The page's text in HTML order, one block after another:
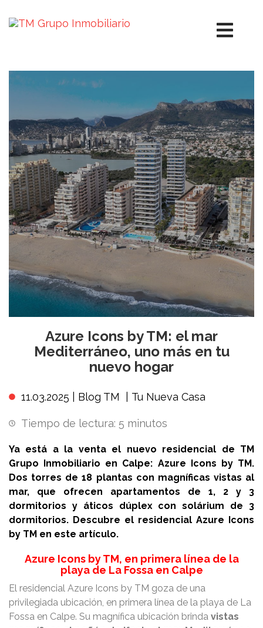
Azure Icons by TM: el mar
Mediterráneo, uno más en tu
nuevo hogar
11.03.2025 | Blog TM Tu Nueva Casa
Tiempo de lectura: 5 minutos
Ya está a la venta el nuevo residencial de TM
Grupo Inmobiliario en Calpe: Azure Icons by TM.
Dos torres de 18 plantas con magníficas vistas al
mar, que ofrecen apartamentos de 1, 2 y 3
dormitorios y áticos dúplex con solárium de 3
dormitorios. Descubre el residencial Azure Icons
by TM en este artículo.
Azure Icons by TM, en primera línea de la
playa de La Fossa en Calpe
El residencial Azure Icons by TM goza de una
privilegiada ubicación, en primera línea de la playa de La
Fossa en Calpe. Su magnífica ubicación brinda vistas